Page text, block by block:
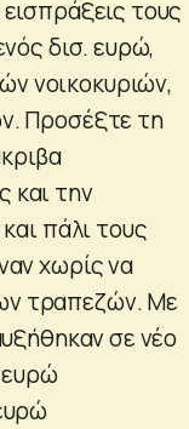
τους
δισ. ευρώ,
νοικοκυριών,
Προσέξτε τη
και την
πάλι τους
χωρίς να
τραπεζών. Με
σε νέο
ευρώ